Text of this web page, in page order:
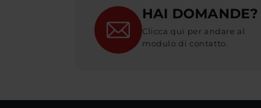
HAI DOMANDE?
Clicca qui per andare al
modulo di contatto.